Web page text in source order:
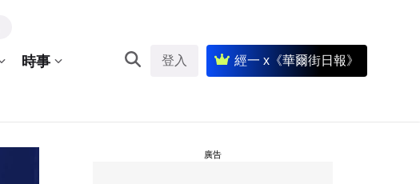
時事 登入 經一 x《華爾街日報》
廣告